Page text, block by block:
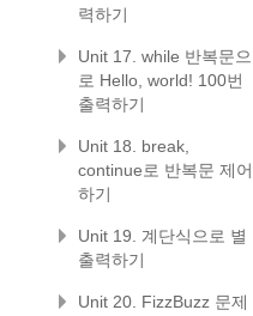
력하기
Unit 17. while 반복문으
로 Hello, world! 100번
출력하기
Unit 18. break,
continue로 반복문 제어
하기
Unit 19. 계단식으로 별
출력하기
Unit 20. FizzBuzz 문제